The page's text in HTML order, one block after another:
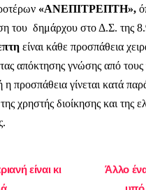
«ΑΝΕΠΙΤΡΕΠΤΗ»,
του δημάρχου στο Δ.Σ. της
είναι κάθε προσπάθεια
απόκτησης γνώσης από τους
η προσπάθεια γίνεται κατά
χρηστής διοίκησης και της
Άλλο
είναι κι